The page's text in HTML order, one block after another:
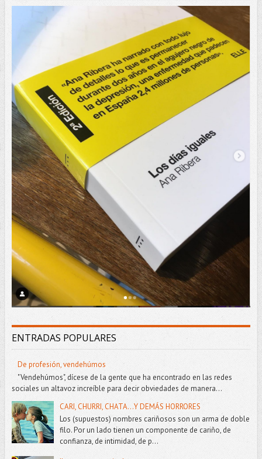
ENTRADAS POPULARES
De profesión, vendehúmos
"Vendehúmos", dícese de la gente que ha encontrado en las redes
sociales un altavoz increíble para decir obviedades de manera...
CARI, CHURRI, CHATA...Y DEMÁS HORRORES
Los (supuestos) nombres cariñosos son un arma de doble
filo. Por un lado tienen un componente de cariño, de
confianza, de intimidad, de p...